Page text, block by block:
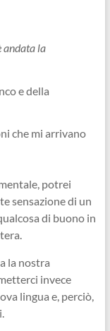
andata la
e della
che mi arrivano
potrei
sensazione di un
di buono in
la nostra
invece
lingua e, perciò,